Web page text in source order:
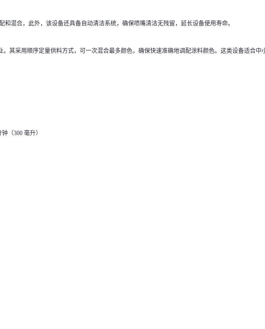
和混合，此外，该设备还具备自动清洁系统，确保喷嘴清洁无残留，延长设备使用寿命。
其采用顺序定量供料方式，可一次混合最多颜色，确保快速准确地调配涂料颜色。这类设备适合中
（300 毫升）